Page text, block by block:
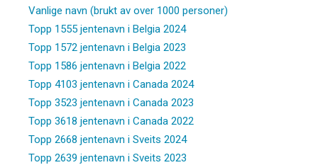
Vanlige navn (brukt av over 1000 personer)
Topp 1555 jentenavn i Belgia 2024
Topp 1572 jentenavn i Belgia 2023
Topp 1586 jentenavn i Belgia 2022
Topp 4103 jentenavn i Canada 2024
Topp 3523 jentenavn i Canada 2023
Topp 3618 jentenavn i Canada 2022
Topp 2668 jentenavn i Sveits 2024
Topp 2639 jentenavn i Sveits 2023